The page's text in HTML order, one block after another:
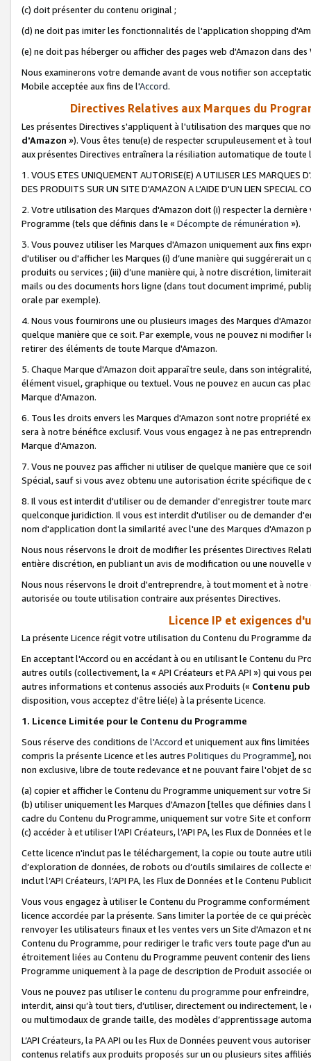
(c) doit présenter du contenu original ;
(d) ne doit pas imiter les fonctionnalités de l'application shopping
(e) ne doit pas héberger ou afficher des pages web d'Amazon dans
Nous examinerons votre demande avant de vous notifier son
Mobile acceptée aux fins de l'Accord.
Directives Relatives aux Marques du
Les présentes Directives s'appliquent à l'utilisation des marques que
d'Amazon »). Vous êtes tenu(e) de respecter scrupuleusement et à
aux présentes Directives entraînera la résiliation automatique de
1. VOUS ETES UNIQUEMENT AUTORISE(E) A UTILISER LES MARQUES
DES PRODUITS SUR UN SITE D'AMAZON A L'AIDE D'UN LIEN SPECIAL
2. Votre utilisation des Marques d'Amazon doit (i) respecter la
Programme (tels que définis dans le « Décompte de rémunération »).
3. Vous pouvez utiliser les Marques d'Amazon uniquement aux fins
d'utiliser ou d'afficher les Marques (i) d’une manière qui suggérerait
produits ou services ; (iii) d’une manière qui, à notre discrétion,
mails ou des documents hors ligne (dans tout document imprimé,
orale par exemple).
4. Nous vous fournirons une ou plusieurs images des Marques
quelque manière que ce soit. Par exemple, vous ne pouvez ni
retirer des éléments de toute Marque d'Amazon.
5. Chaque Marque d'Amazon doit apparaître seule, dans son
élément visuel, graphique ou textuel. Vous ne pouvez en aucun cas
Marque d'Amazon.
6. Tous les droits envers les Marques d'Amazon sont notre propriété
sera à notre bénéfice exclusif. Vous vous engagez à ne pas
Marque d'Amazon.
7. Vous ne pouvez pas afficher ni utiliser de quelque manière que ce
Spécial, sauf si vous avez obtenu une autorisation écrite spécifique de
8. Il vous est interdit d'utiliser ou de demander d'enregistrer toute
quelconque juridiction. Il vous est interdit d'utiliser ou de demander
nom d'application dont la similarité avec l'une des Marques
Nous nous réservons le droit de modifier les présentes Directives
entière discrétion, en publiant un avis de modification ou une nouvelle
Nous nous réservons le droit d'entreprendre, à tout moment et à
autorisée ou toute utilisation contraire aux présentes Directives.
Licence IP et exigences
La présente Licence régit votre utilisation du Contenu du Programme
En acceptant l'Accord ou en accédant à ou en utilisant le Contenu du
autres outils (collectivement, la « API Créateurs et PA API ») qui vous
autres informations et contenus associés aux Produits (« Contenu
disposition, vous acceptez d'être lié(e) à la présente Licence.
1. Licence Limitée pour le Contenu du Programme
Sous réserve des conditions de l'Accord et uniquement aux fins
compris la présente Licence et les autres Politiques du Programme],
non exclusive, libre de toute redevance et ne pouvant faire l'objet de
(a) copier et afficher le Contenu du Programme uniquement sur votre
(b) utiliser uniquement les Marques d'Amazon [telles que définies dans
cadre du Contenu du Programme, uniquement sur votre Site et
(c) accéder à et utiliser l’API Créateurs, l’API PA, les Flux de Données
Cette licence n'inclut pas le téléchargement, la copie ou toute autre
d’exploration de données, de robots ou d’outils similaires de
inclut l’API Créateurs, l’API PA, les Flux de Données et le Contenu
Vous vous engagez à utiliser le Contenu du Programme
licence accordée par la présente. Sans limiter la portée de ce qui
renvoyer les utilisateurs finaux et les ventes vers un Site d'Amazon et
Contenu du Programme, pour rediriger le trafic vers toute page d'un
étroitement liées au Contenu du Programme peuvent contenir des
Programme uniquement à la page de description de Produit associée
Vous ne pouvez pas utiliser le contenu du programme pour
interdit, ainsi qu’à tout tiers, d’utiliser, directement ou indirectement,
ou multimodaux de grande taille, des modèles d’apprentissage
L’API Créateurs, la PA API ou les Flux de Données peuvent vous
contenus relatifs aux produits proposés sur un ou plusieurs sites